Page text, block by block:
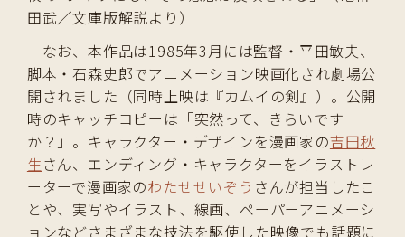
田武／文庫版解説より）
なお、本作品は1985年3月には監督・平田敏夫、
脚本・石森史郎でアニメーション映画化され劇場公
開されました（同時上映は『カムイの剣』）。公開
時のキャッチコピーは「突然って、きらいです
か？」。キャラクター・デザインを漫画家の吉田秋
生さん、エンディング・キャラクターをイラストレ
ーターで漫画家のわたせせいぞう さんが担当したこ
とや、実写やイラスト、線画、ペーパーアニメーシ
ョンなどさまざまな技法を駆使した映像でも話題に